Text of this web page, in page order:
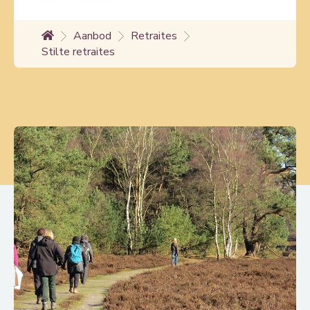
Aanbod
Retraites
Stilte retraites